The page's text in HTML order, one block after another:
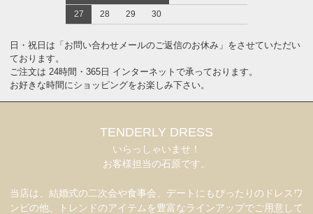
27
28 29 30
日・祝日は「お問い合わせメールのご返信のお休み」をさせていただい
ております。
ご注文は 24時間・365日 インターネットで承っております。
お好きな時間にショッピングをお楽しみ下さい。
TENDERLY DRESS
いらっしゃいませ！
お客様担当の石原です。
当店は、結婚式の二次会や食事会、デートにもぴったりのドレスワ
ンピの他、トレンドのアイテムを豊富なラインアップでご用意して